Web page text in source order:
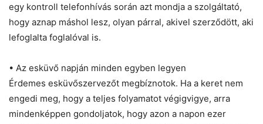
egy kontroll telefonhívás során azt mondja a szolgáltató,
hogy aznap máshol lesz, olyan párral, akivel szerződött, aki
lefoglalta foglalóval is.
• Az esküvő napján minden egyben legyen
Érdemes esküvőszervezőt megbíznotok. Ha a keret nem
engedi meg, hogy a teljes folyamatot végigvigye, arra
mindenképpen gondoljatok, hogy azon a napon ezer